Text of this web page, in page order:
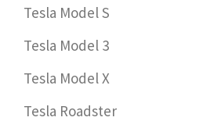
Tesla Model S
Tesla Model 3
Tesla Model X
Tesla Roadster